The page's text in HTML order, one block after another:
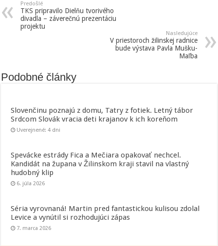
Predošlé
TKS pripravilo Dielňu tvorivého
divadla – záverečnú prezentáciu
projektu
Nasledujúce
V priestoroch žilinskej radnice
bude výstava Pavla Mušku-
Maľba
Podobné články
Slovenčinu poznajú z domu, Tatry z fotiek. Letný tábor
Srdcom Slovák vracia deti krajanov k ich koreňom
Uverejnené: 4 dni
Spevácke estrády Fica a Mečiara opakovať nechcel.
Kandidát na župana v Žilinskom kraji stavil na vlastný
hudobný klip
6. júla 2026
Séria vyrovnaná! Martin pred fantastickou kulisou zdolal
Levice a vynútil si rozhodujúci zápas
7. marca 2026